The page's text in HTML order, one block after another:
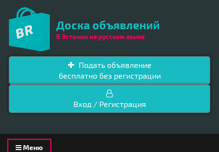
Доска объявлений
В Эстонии на русском языке
Подать объявление
бесплатно без регистрации
Вход / Регистрация
ToggleМеню